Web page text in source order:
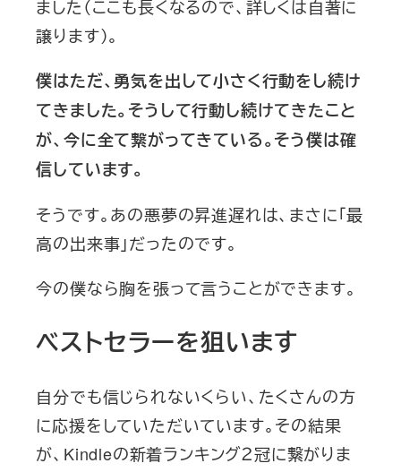
ました（ここも長くなるので、詳しくは自著に
譲ります）。
僕はただ、勇気を出して小さく行動をし続け
てきました。そうして行動し続けてきたこと
が、今に全て繋がってきている。そう僕は確
信しています。
そうです。あの悪夢の昇進遅れは、まさに「最
高の出来事」だったのです。
今の僕なら胸を張って言うことができます。
ベストセラーを狙います
自分でも信じられないくらい、たくさんの方
に応援をしていただいています。その結果
が、Kindleの新着ランキング２冠に繋がりま